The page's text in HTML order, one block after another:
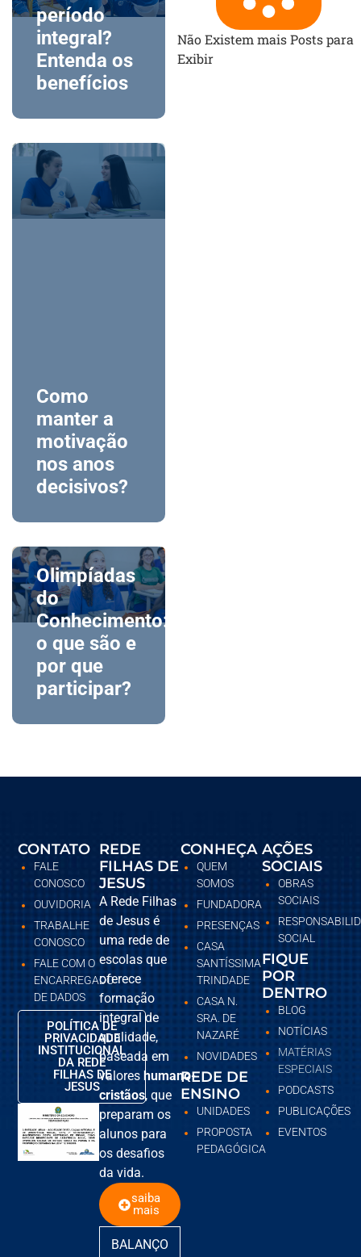
período
integral?
Entenda os
benefícios
Como
manter a
motivação
nos anos
decisivos?
Olimpíadas
do
Conhecimento:
o que são e
por que
participar?
Não Existem mais Posts para
Exibir
REDE
FILHAS DE
JESUS
A Rede Filhas
de Jesus é
uma rede de
escolas que
oferece
formação
integral de
qualidade,
baseada em
valores humano-
cristãos, que
preparam os
alunos para
os desafios
da vida.
saiba
mais
BALANÇO
CONHEÇA
QUEM
SOMOS
FUNDADORA
PRESENÇAS
CASA
SANTÍSSIMA
TRINDADE
CASA N.
SRA. DE
NAZARÉ
NOVIDADES
REDE DE
ENSINO
UNIDADES
PROPOSTA
PEDAGÓGICA
AÇÕES
SOCIAIS
OBRAS
SOCIAIS
SOCIAL
FIQUE
POR
DENTRO
BLOG
NOTÍCIAS
MATÉRIAS
ESPECIAIS
PODCASTS
PUBLICAÇÕES
EVENTOS
CONTATO
FALE
CONOSCO
OUVIDORIA
TRABALHE
CONOSCO
FALE COM O
ENCARREGADO
DE DADOS
POLÍTICA DE
PRIVACIDADE
INSTITUCIONAL
DA REDE
FILHAS DE
JESUS